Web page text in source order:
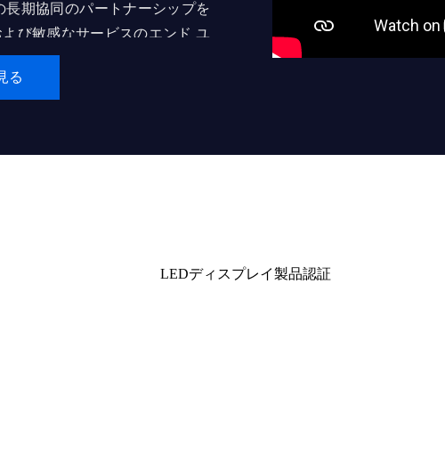
期協同のパートナーシップを
び敏感なサービスのエンド ユ
たはたくさんのローカル導か
ることができる世界的に有名
る
LEDディスプレイ製品認証